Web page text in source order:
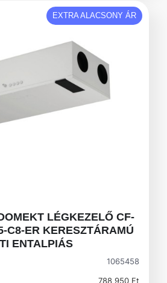
EXTRA ALACSONY ÁR
LÉGKEZELŐ CF-
C8-ER KERESZTÁRAMÚ
ENTALPIÁS
1065458
788 950 Ft